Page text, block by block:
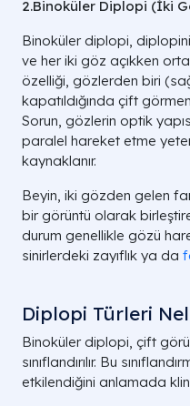
2.Binoküler Diplopi (İki
Binoküler diplopi,
ve her iki göz açıkken
özelliği, gözlerden biri
kapatıldığında çift
Sorun, gözlerin optik
paralel hareket etme
kaynaklanır.
Beyin, iki gözden gelen
bir görüntü olarak
durum genellikle gözü
sinirlerdeki zayıflık ya da
Diplopi Türleri
Binoküler diplopi, çift
sınıflandırılır. Bu
etkilendiğini anlamada